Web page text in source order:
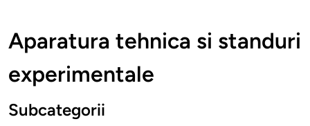
Aparatura tehnica si standuri
experimentale
Subcategorii